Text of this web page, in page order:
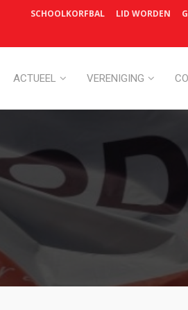
SCHOOLKORFBAL LID WORDEN
ACTUEEL VERENIGING